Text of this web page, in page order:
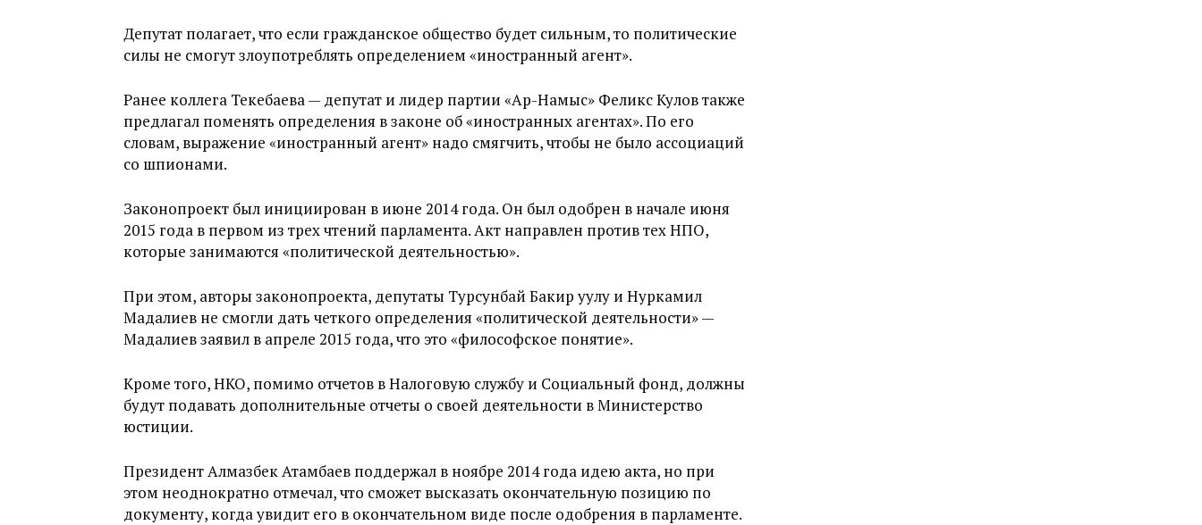
Депутат полагает, что если гражданское общество будет сильным, то политические
силы не смогут злоупотреблять определением «иностранный агент».
Ранее коллега Текебаева — депутат и лидер партии «Ар-Намыс» Феликс Кулов также
предлагал поменять определения в законе об «иностранных агентах». По его
словам, выражение «иностранный агент» надо смягчить, чтобы не было ассоциаций
со шпионами.
Законопроект был инициирован в июне 2014 года. Он был одобрен в начале июня
2015 года в первом из трех чтений парламента. Акт направлен против тех НПО,
которые занимаются «политической деятельностью».
При этом, авторы законопроекта, депутаты Турсунбай Бакир уулу и Нуркамил
Мадалиев не смогли дать четкого определения «политической деятельности» —
Мадалиев заявил в апреле 2015 года, что это «философское понятие».
Кроме того, НКО, помимо отчетов в Налоговую службу и Социальный фонд, должны
будут подавать дополнительные отчеты о своей деятельности в Министерство
юстиции.
Президент Алмазбек Атамбаев поддержал в ноябре 2014 года идею акта, но при
этом неоднократно отмечал, что сможет высказать окончательную позицию по
документу, когда увидит его в окончательном виде после одобрения в парламенте.